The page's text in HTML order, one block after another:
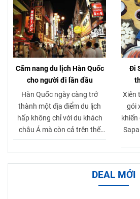
Đảo Namiseom * Số 4 : Lotte
World * Số 5 : Làng BukChon
Hahok
kiến
là
Bản
thể
Cẩm nang du lịch Hàn Quốc
cho người đi lần đầu
Hàn Quốc ngày càng trở
thành một địa điểm du lịch
hấp không chỉ với du khách
châu Á mà còn cả trên thế
nhiên tươi đẹp, thành phố rực
rỡ sôi động, cùng những giá
trị văn hóa truyền thống sâu
Đi
Xiên
gói
DEAL MỚI